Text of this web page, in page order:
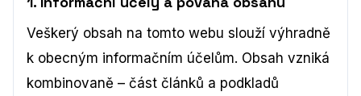
Veškerý obsah na tomto webu slouží výhradně
k obecným informačním účelům. Obsah vzniká
kombinovaně – část článků a podkladů